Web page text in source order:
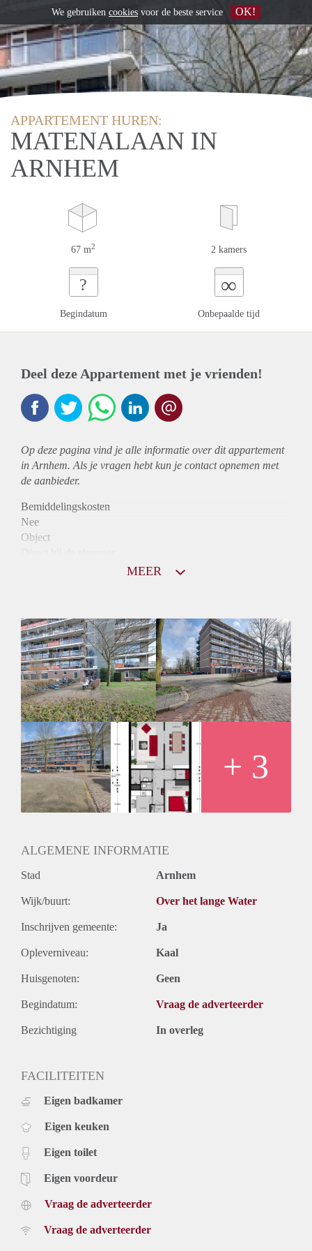
APPARTEMENT HUREN:
MATENALAAN IN
ARNHEM
67 m2 2 kamers
?
Begindatum
∞
Onbepaalde tijd
Deel deze Appartement met je vrienden!
Op deze pagina vind je alle informatie over ditappartement
in Arnhem. Als je vragen hebt kun je contact opnemen met
de aanbieder.
Bemiddelingskosten
Nee
Object
Huurtoeslag
Mogelijk
Inkomen eis
N.V.T.
Huurtermijn
Onbepaalde termijn
Oplevering
Kaal
MEER
+ 3
ALGEMENE INFORMATIE
Stad Arnhem
Wijk/buurt: Over het lange Water
Inschrijven gemeente: Ja
Opleverniveau: Kaal
Huisgenoten: Geen
Begindatum: Vraag de adverteerder
Bezichtiging In overleg
FACILITEITEN
Eigen badkamer
Eigen keuken
Eigen toilet
Eigen voordeur
Vraag de adverteerder
Vraag de adverteerder
We gebruiken cookies voor de beste service OK!